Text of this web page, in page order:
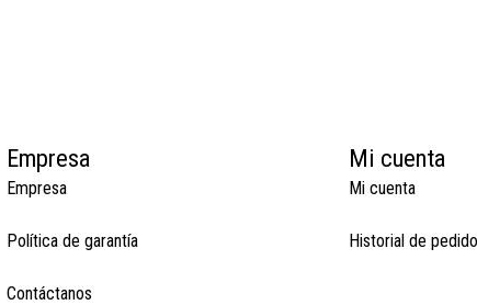
Empresa
Empresa
Política de garantía
Contáctanos
Mi cuenta
Mi cuenta
Historial de